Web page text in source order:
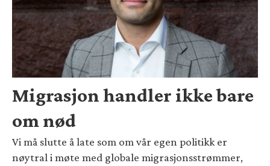
Migrasjon handler ikke bare
om nød
Vi må slutte å late som om vår egen politikk er
nøytral i møte med globale migrasjonsstrømmer,